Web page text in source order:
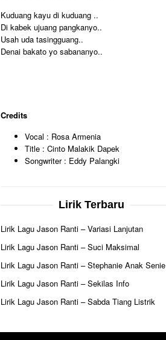
Kuduang kayu di kuduang ..
Di kabek ujuang pangkanyo..
Usah uda tasingguang..
Denai bakato yo sabananyo..
Credits
Vocal : Rosa Armenia
Title : Cinto Malakik Dapek
Songwriter : Eddy Palangki
Lirik Terbaru
Lirik Lagu Jason Ranti – Variasi Lanjutan
Lirik Lagu Jason Ranti – Suci Maksimal
Lirik Lagu Jason Ranti – Stephanie Anak Senie
Lirik Lagu Jason Ranti – Sekilas Info
Lirik Lagu Jason Ranti – Sabda Tiang Listrik